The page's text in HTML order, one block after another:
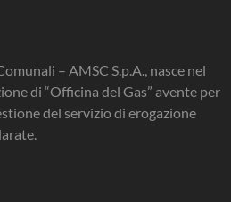
– AMSC S.p.A., nasce nel
di “Officina del Gas” avente per
del servizio di erogazione